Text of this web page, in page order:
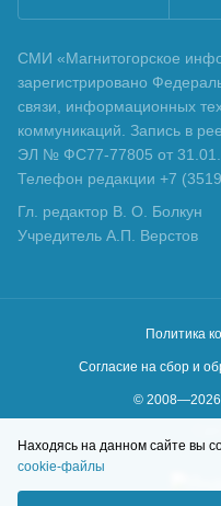
СМИ «Магнитогорское
зарегистрировано
связи, информационных
коммуникаций. Запись в
ЭЛ № ФС77-77805 от
Телефон редакции +7
Гл. редактор В. О. Болкун
Учредитель А.П. Верстов
Политика
Согласие на сбор и
© 2008—2026
Находясь на данном сайте вы
cookie-файлы